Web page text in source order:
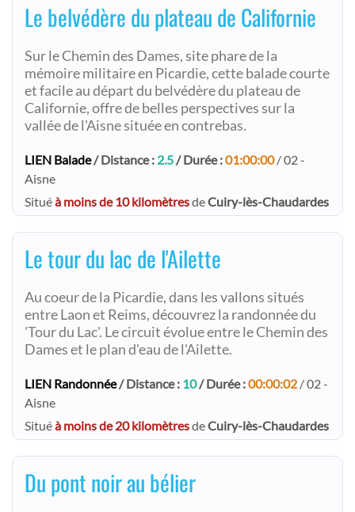
Le belvédère du plateau de Californie
Sur le Chemin des Dames, site phare de la
mémoire militaire en Picardie, cette balade courte
et facile au départ du belvédère du plateau de
Californie, offre de belles perspectives sur la
vallée de l'Aisne située en contrebas.
LIEN Balade/ Distance : 2.5/ Durée :01:00:00/ 02 -
Aisne
Situéà moins de 10 kilomètresdeCuiry-lès-Chaudardes
Le tour du lac de l'Ailette
Au coeur de la Picardie, dans les vallons situés
entre Laon et Reims, découvrez la randonnée du
'Tour du Lac'. Le circuit évolue entre le Chemin des
Dames et le plan d'eau de l'Ailette.
LIEN Randonnée/ Distance : 10/ Durée :00:00:02 / 02 -
Aisne
Situéà moins de 20 kilomètresdeCuiry-lès-Chaudardes
Du pont noir au bélier